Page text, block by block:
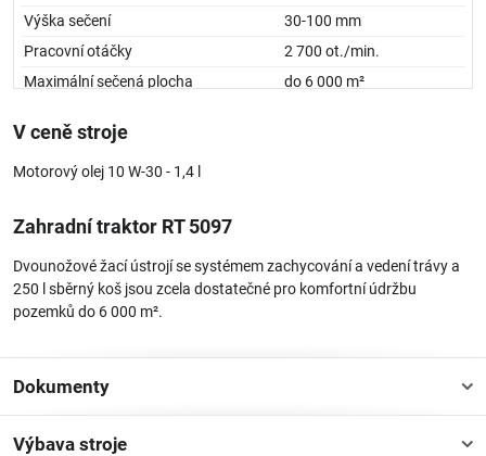
Výška sečení
30-100 mm
Pracovní otáčky
2 700 ot./min.
Maximální sečená plocha
do 6 000 m²
Sběrný koš na trávu
Rozměry (d/š/v)1)
Hladina akustického tlaku
Hladina akustického výkonu
100 dB(A)
1) Délka včetně sběrného koše na trávu
2) K-Faktor podle RL 2006/42/EG = 2,5 dB(A)
V ceně stroje
Motorový olej 10 W-30 - 1,4 l
Zahradní traktor RT 5097
Dvounožové žací ústrojí se systémem zachycování a vedení trávy a
250 l sběrný koš jsou zcela dostatečné pro komfortní údržbu
pozemků do 6 000 m².
Dokumenty
Výbava stroje